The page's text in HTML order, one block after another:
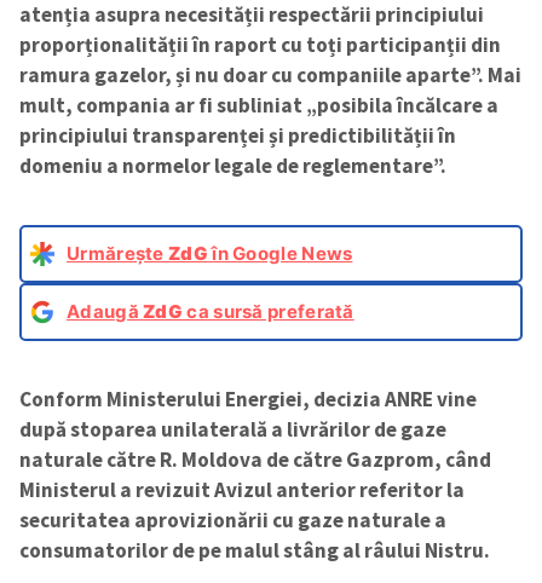
atenția asupra necesității respectării principiului
proporționalității în raport cu toți participanții din
ramura gazelor, și nu doar cu companiile aparte”. Mai
mult, compania ar fi subliniat „posibila încălcare a
principiului transparenței și predictibilității în
domeniu a normelor legale de reglementare”.
Urmărește ZdGîn Google News
AdaugăZdG ca sursă preferată
Conform Ministerului Energiei, decizia ANRE vine
după stoparea unilaterală a livrărilor de gaze
naturale către R. Moldova de către Gazprom, când
Ministerul a revizuit Avizul anterior referitor la
securitatea aprovizionării cu gaze naturale a
consumatorilor de pe malul stâng al râului Nistru.